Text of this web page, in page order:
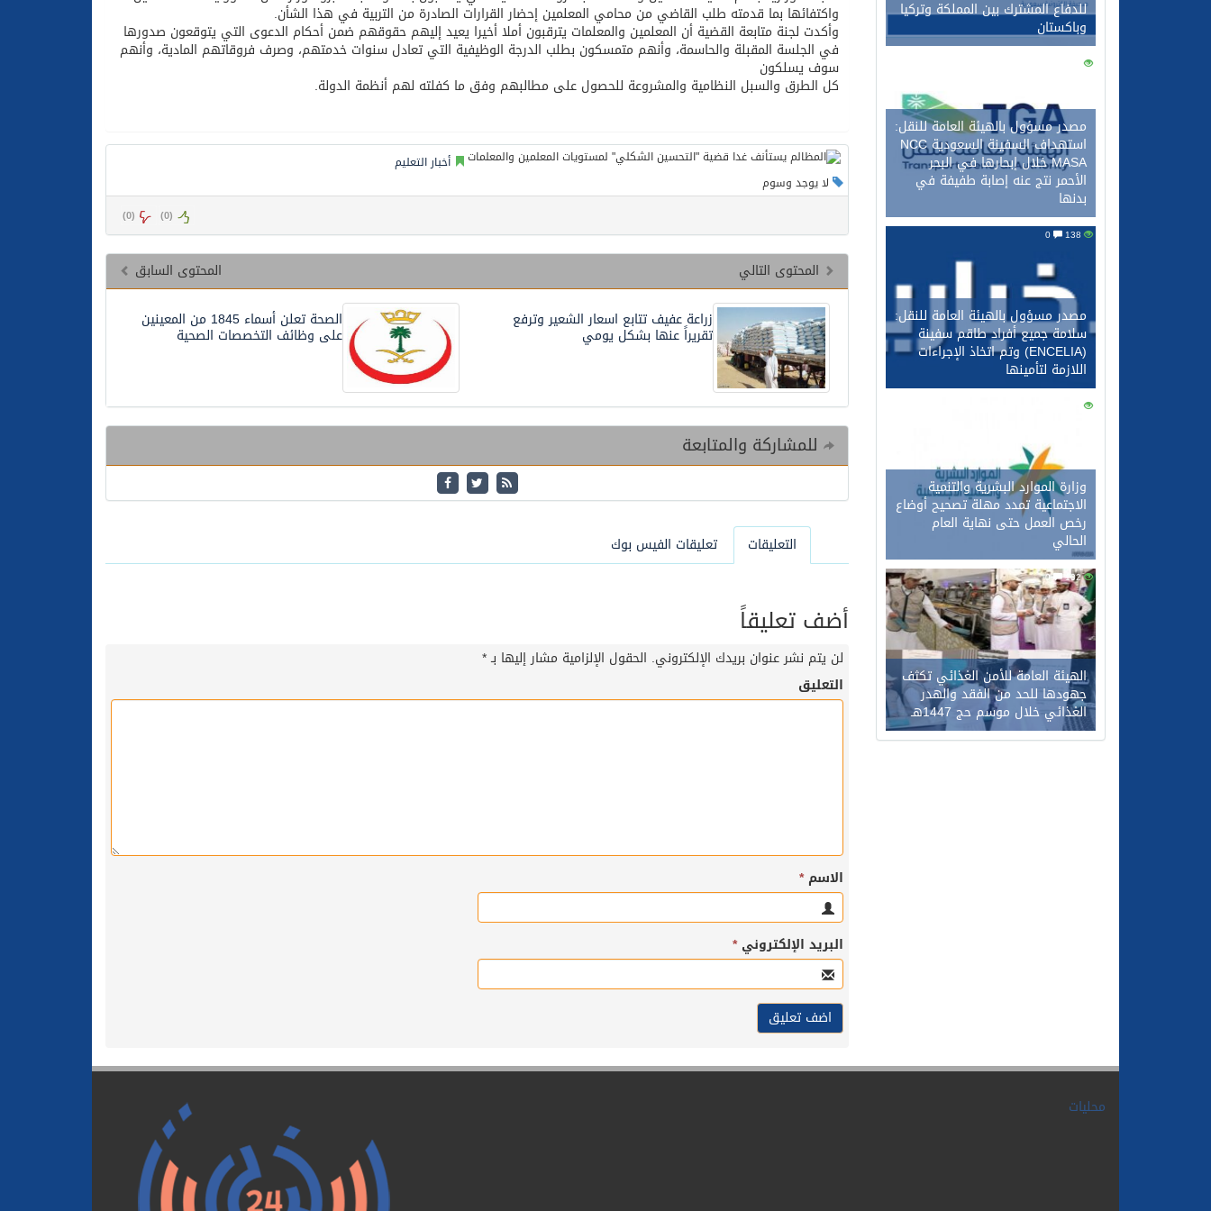
للدفاع المشترك بين المملكة وتركيا
وباكستان
150
مصدر مسؤول بالهيئة العامة للنقل:
استهداف السفينة السعودية NCC
MASA خلال إبحارها في البحر
الأحمر نتج عنه إصابة طفيفة في
بدنها
مصدر مسؤول بالهيئة العامة للنقل:
سلامة جميع أفراد طاقم سفينة
(ENCELIA) وتم اتخاذ الإجراءات
اللازمة لتأمينها
121
وزارة الموارد البشرية والتنمية
الاجتماعية تمدد مهلة تصحيح أوضاع
رخص العمل حتى نهاية العام
الحالي
102
0
الهيئة العامة للأمن الغذائي تكثف
جهودها للحد من الفقد والهدر
الغذائي خلال موسم حج 1447هـ
واكتفائها بما قدمته طلب القاضي من محامي المعلمين إحضار القرارات الصادرة من التربية في هذا الشأن.
وأكدت لجنة متابعة القضية أن المعلمين والمعلمات يترقبون أملا أخيرا يعيد إليهم حقوقهم ضمن أحكام الدعوى التي يتوقعون صدورها
في الجلسة المقبلة والحاسمة، وأنهم متمسكون بطلب الدرجة الوظيفية التي تعادل سنوات خدمتهم، وصرف فروقاتهم المادية، وأنهم
سوف يسلكون
كل الطرق والسبل النظامية والمشروعة للحصول على مطالبهم وفق ما كفلته لهم أنظمة الدولة.
أخبار التعليم
لا يوجد وسوم
(
0
) (
0
)
المحتوى السابق
المحتوى التالي
الصحة تعلن أسماء 1845 من المعينين
على وظائف التخصصات الصحية
زراعة عفيف تتابع اسعار الشعير وترفع
تقريراً عنها بشكل يومي
للمشاركة والمتابعة
التعليقات تعليقات الفيس بوك
أضف تعليقاً
لن يتم نشر عنوان بريدك الإلكتروني. الحقول الإلزامية مشار إليها بـ*
التعليق
الاسم*
البريد الإلكتروني*
محليات